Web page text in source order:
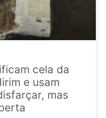
cela da
e usam
mas